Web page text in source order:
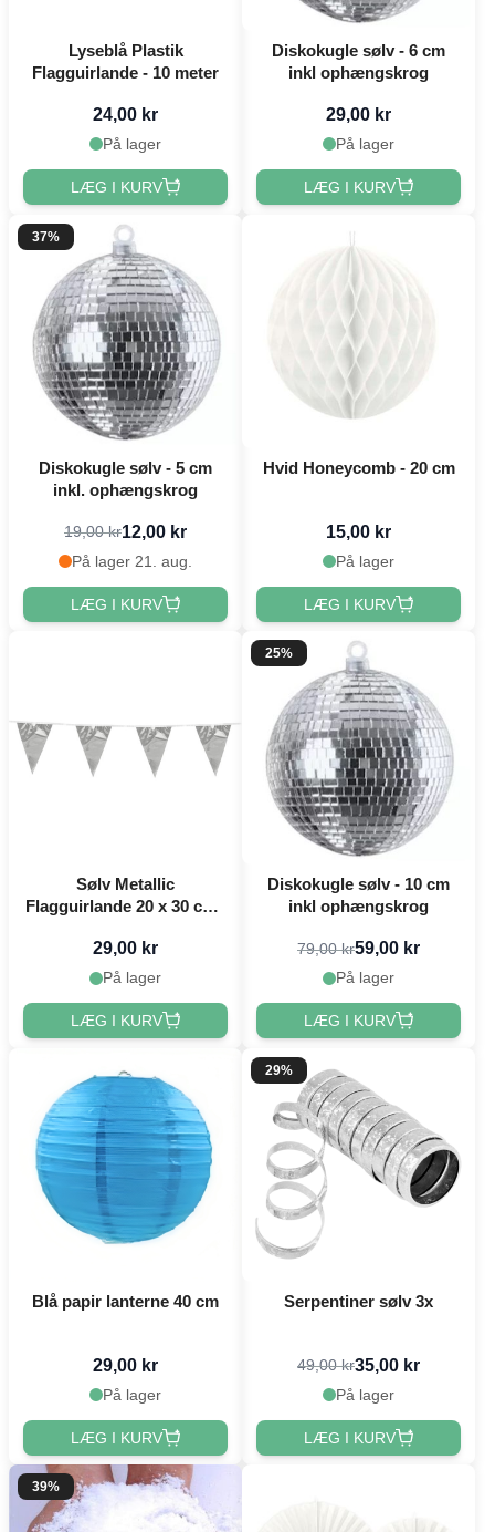
Lyseblå Plastik
Flagguirlande - 10 meter
24,00 kr
På lager
LÆG I KURV
Diskokugle sølv - 6 cm
inkl ophængskrog
29,00 kr
På lager
LÆG I KURV
37%
Diskokugle sølv - 5 cm
inkl. ophængskrog
19,00 kr12,00 kr
På lager 21. aug.
LÆG I KURV
Hvid Honeycomb - 20 cm
15,00 kr
På lager
LÆG I KURV
Sølv Metallic
Flagguirlande 20 x 30 cm -
29,00 kr
På lager
LÆG I KURV
25%
Diskokugle sølv - 10 cm
inkl ophængskrog
79,00 kr59,00 kr
På lager
LÆG I KURV
Blå papir lanterne 40 cm
29,00 kr
På lager
LÆG I KURV
29%
Serpentiner sølv 3x
49,00 kr35,00 kr
På lager
LÆG I KURV
39%